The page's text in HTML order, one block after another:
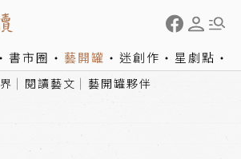
書市圈 藝開罐 迷創作 星劇點
閱讀藝文 藝開罐夥伴